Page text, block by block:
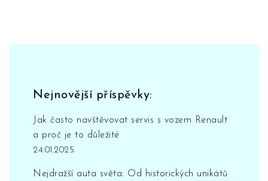
Nejnovější příspěvky:
Jak často navštěvovat servis s vozem Renault
a proč je to důležité
24.01.2025
Nejdražší auta světa: Od historických unikátů